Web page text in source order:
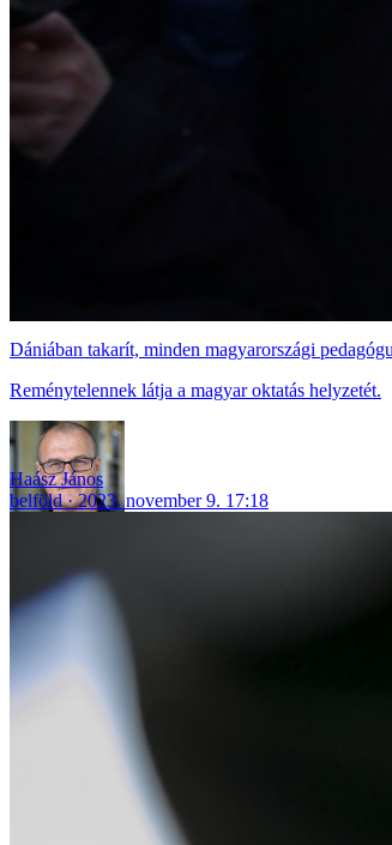
Dániában takarít, minden magyarországi
Reménytelennek látja a magyar oktatás helyzetét.
Haász János
belföld
2023. november 9. 17:18